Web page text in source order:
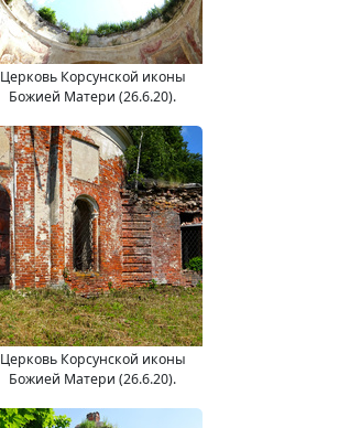
Церковь Корсунской иконы
Божией Матери (26.6.20).
Церковь Корсунской иконы
Божией Матери (26.6.20).